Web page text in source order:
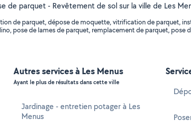
de parquet - Revêtement de sol sur la ville de Les
de parquet, dépose de moquette, vitrification de parquet,
pose de lames de parquet, remplacement de parquet, pose
Autres services à Les Menus
Ayant le plus de résultats dans cette ville
Jardinage - entretien potager à Les
Menus